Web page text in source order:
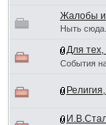
Жалобы и
Ныть сюда.
Для
События